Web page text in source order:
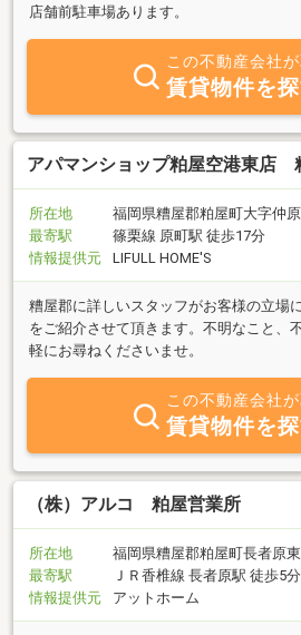
店舗前駐車場あります。
この不動産会社
賃貸物件を
アパマンショップ粕屋空港東店
所在地
福岡県糟屋郡粕屋町大字仲
最寄駅
篠栗線 原町駅 徒歩17分
情報提供元
LIFULL HOME'S
糟屋郡に詳しいスタッフがお客様の立場
をご紹介させて頂きます。不明なこと、
軽にお尋ねくださいませ。
この不動産会社
賃貸物件を
（株）アルコ 粕屋営業所
所在地
福岡県糟屋郡粕屋町長者原
最寄駅
ＪＲ香椎線 長者原駅 徒歩5分
情報提供元
アットホーム